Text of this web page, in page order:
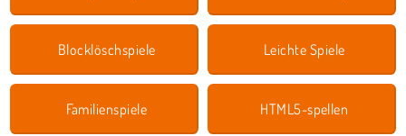
Blocklöschspiele Leichte Spiele
Familienspiele HTML5-spellen